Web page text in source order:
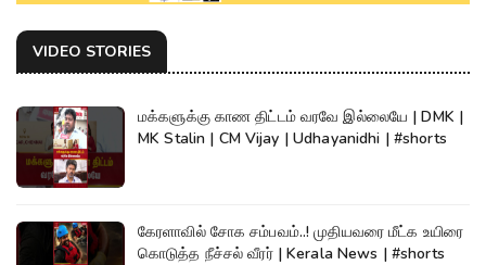
VIDEO STORIES
மக்களுக்கு காண திட்டம் வரவே இல்லையே | DMK |
MK Stalin | CM Vijay | Udhayanidhi | #shorts
கேரளாவில் சோக சம்பவம்..! முதியவரை மீட்க உயிரை
கொடுத்த நீச்சல் வீரர் | Kerala News | #shorts